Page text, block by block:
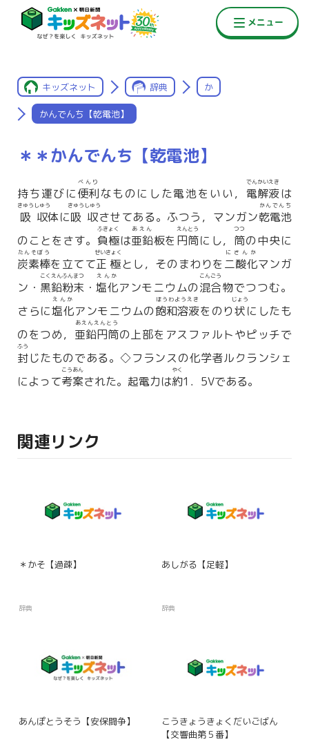
キッズネット 辞典 か
かんでんち【乾電池】
＊＊かんでんち【乾電池】
持ち運びに便利
べんり
なものにした電池をいい， 電解液
でんかいえき
は
吸収
きゅうしゅう
体に吸収
きゅうしゅう
させてある。ふつう，マンガン乾電池
かんでんち
のことをさす。 負極
ふきょく
は亜鉛
あえん
板を 円筒
えんとう
にし， 筒
つつ
の中央に
炭素棒
たんそぼう
を立てて正極
せいきょく
とし，そのまわりを 二酸化
にさんか
マンガ
ン・ 黒鉛粉末
こくえんふんまつ
・ 塩化
えんか
アンモニウムの混合
こんごう
物でつつむ。
さらに塩化
えんか
アンモニウムの飽和溶液
ほうわようえき
をのり状
じょう
にしたも
のをつめ， 亜鉛円筒
あえんえんとう
の上部をアスファルトやピッチで
封
ふう
じたものである。◇フランスの化学者ルクランシェ
によって考案
こうあん
された。起電力は約
やく
1．5Vである。
関連リンク
＊かそ【過疎】
辞典
あしがる【足軽】
辞典
あんぽとうそう【安保闘争】
こうきょうきょくだいごばん
【交響曲第５番】